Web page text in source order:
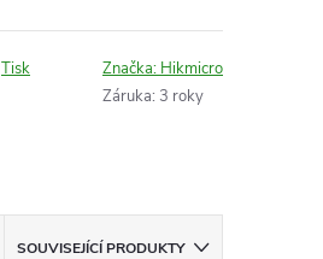
Tisk Značka: Hikmicro
Záruka: 3 roky
SOUVISEJÍCÍ PRODUKTY